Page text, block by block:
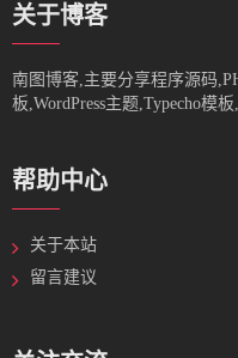
关于博客
南图博客,主要分享程序源码
板,WordPress主题,Typecho模
帮助中心
关于本站
留言建议